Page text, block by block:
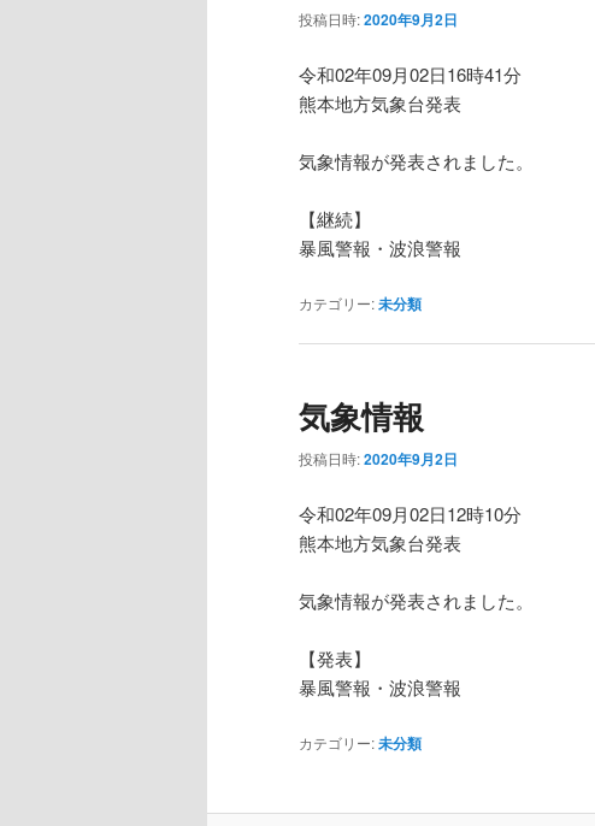
投稿日時:2020年9月2日
令和02年09月02日16時41分
熊本地方気象台発表
気象情報が発表されました。
【継続】
暴風警報・波浪警報
カテゴリー:未分類
気象情報
投稿日時:2020年9月2日
令和02年09月02日12時10分
熊本地方気象台発表
気象情報が発表されました。
【発表】
暴風警報・波浪警報
カテゴリー:未分類